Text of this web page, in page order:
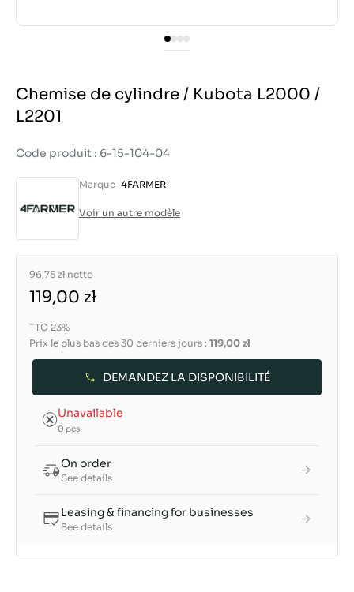
Chemise de cylindre / Kubota L2000 /
L2201
Code produit : 6-15-104-04
Marque 4FARMER
Voir un autre modèle
96,75 zł netto
119,00 zł
TTC 23%
Prix le plus bas des 30 derniers jours : 119,00 zł
DEMANDEZ LA DISPONIBILITÉ
Unavailable
0 pcs
On order
See details
Leasing & financing for businesses
See details